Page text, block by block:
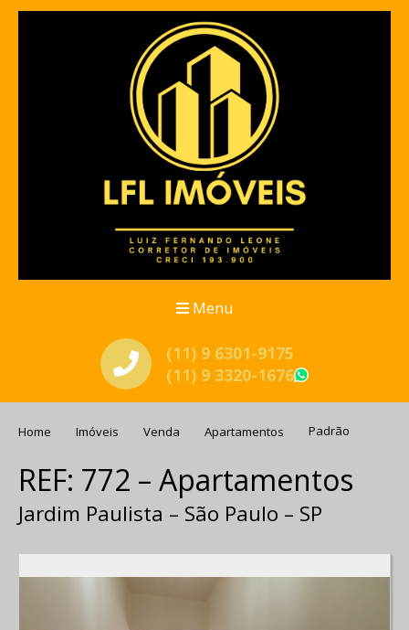
Menu
(11) 9 6301-9175
(11) 9 3320-1676
Home Imóveis Venda Apartamentos Padrão
REF: 772 – Apartamentos
Jardim Paulista – São Paulo – SP